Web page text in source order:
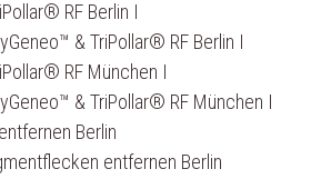
RF Berlin I
& TriPollar® RF Berlin I
RF München I
& TriPollar® RF München I
Berlin
entfernen Berlin